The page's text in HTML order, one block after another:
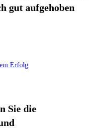
gut aufgehoben
Sie die